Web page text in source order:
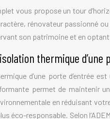
vous propose un tour
rénovateur passionné
son patrimoine et en
thermique
d’une porte d’entrée
permet de maintenir
en réduisant
éco-responsable. Selon